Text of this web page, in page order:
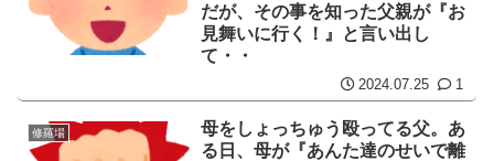
だが、その事を知った父親が『お
見舞いに行く！』と言い出し
て・・
2024.07.25 1
修羅場
母をしょっちゅう殴ってる父。あ
る日、母が『あんた達のせいで離